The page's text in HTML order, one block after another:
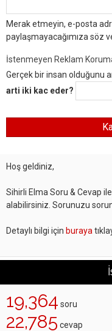
Merak etmeyin, e-posta
paylaşmayacağımıza söz
İstenmeyen Reklam
Gerçek bir insan olduğunu
arti iki kac eder?
Hoş geldiniz,
Sihirli Elma Soru & Cevap
alabilirsiniz. Sorunuzu
Detaylı bilgi için buraya
19,364 soru
22,785 cevap